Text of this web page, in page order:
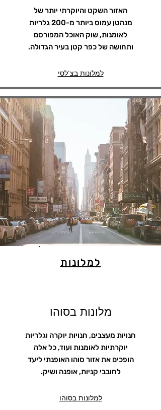
האזור השקט והיוקרתי יותר של
מנהטן עמוס ביותר מ-200 גלריות
לאומנות, שוק האוכל המפורסם
ותחושה של כפר קטן בעיר הגדולה.
למלונות בצ'לסי
למלונות
מלונות בסוהו
חנויות מעצבים, חנויות יוקרה וגלריות
יוקרתיות לאומנות ועוד, כל אלה
הופכים את אזור סוהו האופנתי ליעד
לחובבי קניות, אופנה ושיק.
למלונות בסוהו